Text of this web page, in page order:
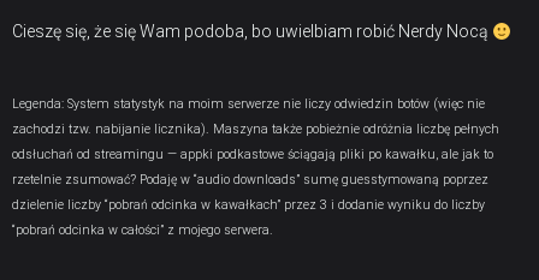
Cieszę się, że się Wam podoba, bo uwielbiam robić Nerdy Nocą
Legenda: System statystyk na moim serwerze nie liczy odwiedzin botów (więc nie
zachodzi tzw. nabijanie licznika). Maszyna także pobieżnie odróżnia liczbę pełnych
odsłuchań od streamingu — appki podkastowe ściągają pliki po kawałku, ale jak to
rzetelnie zsumować? Podaję w “audio downloads” sumę guesstymowaną poprzez
dzielenie liczby “pobrań odcinka w kawałkach” przez 3 i dodanie wyniku do liczby
“pobrań odcinka w całości” z mojego serwera.